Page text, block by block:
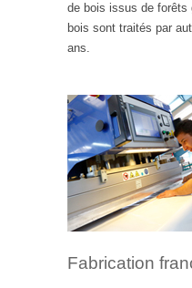
de bois issus de forêts
bois sont traités par
ans.
Fabrication